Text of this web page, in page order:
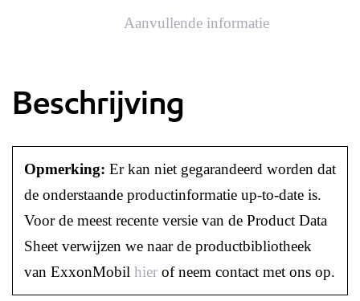
Aanvullende informatie
Beschrijving
Opmerking: Er kan niet gegarandeerd worden dat
de onderstaande productinformatie up-to-date is.
Voor de meest recente versie van de Product Data
Sheet verwijzen we naar de productbibliotheek
van ExxonMobil hier of neem contact met ons op.